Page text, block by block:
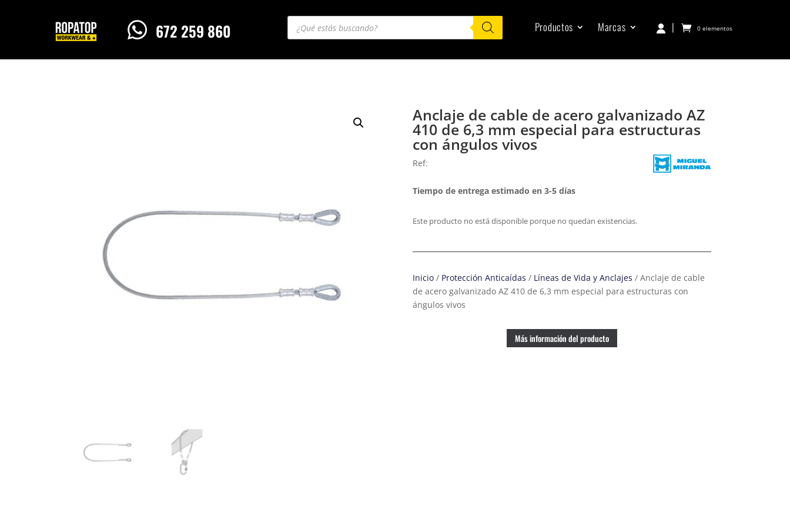
 672 259 860
Búsqueda
productos
Productos Marcas | 0 elementos
Anclaje de cable de acero galvanizado AZ
410 de 6,3 mm especial para estructuras
con ángulos vivos
Ref:
Tiempo de entrega estimado en 3-5 días
Este producto no está disponible porque no quedan existencias.
Inicio/ Protección Anticaídas / Líneas de Vida y Anclajes / Anclaje de cable
de acero galvanizado AZ 410 de 6,3 mm especial para estructuras con
ángulos vivos
Más información del producto